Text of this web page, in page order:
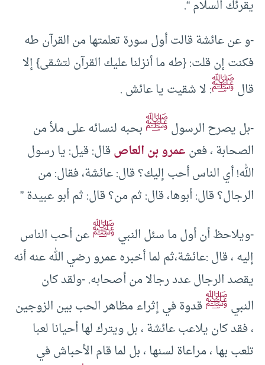
يقرئك السلام “.
-و عن عائشة قالت أول سورة تعلمتها من القرآن طه
فكنت إن قلت: {طه ما أنزلنا عليك القرآن لتشقى} إلا
قالﷺ: لا شقيت يا عائش .
-بل يصرح الرسولﷺبحبه لنسائه على ملأ من
الصحابة ، فعنعمرو بن العاصقال: قيل: يا رسول
الله! أي الناس أحب إليك؟ قال: عائشة، فقال: من
الرجال؟ قال: أبوها، قال: ثم من؟ قال: ثم أبو عبيدة ”
-ويلاحظ أن أول ما سئل النبيﷺعن أحب الناس
إليه ، قال :عائشة،ثم لما أخبره عمرو رضي الله عنه أنه
يقصد الرجال عدد رجالا من أصحابه. -ولقد كان
النبيﷺقدوة في إثراء مظاهر الحب بين الزوجين
، فقد كان يلاعب عائشة ، بل ويترك لها أحيانا لعبا
تلعب بها ، مراعاة لسنها ، بل لما قام الأحباش في